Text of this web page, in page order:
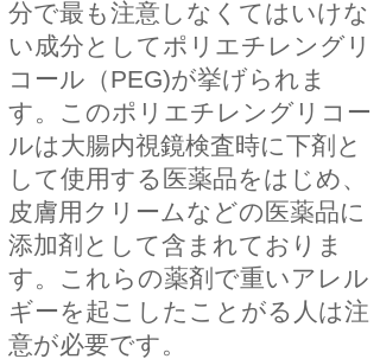
分で最も注意しなくてはいけな
い成分としてポリエチレングリ
コール（PEG)が挙げられま
す。このポリエチレングリコー
ルは大腸内視鏡検査時に下剤と
して使用する医薬品をはじめ、
皮膚用クリームなどの医薬品に
添加剤として含まれておりま
す。これらの薬剤で重いアレル
ギーを起こしたことがる人は注
意が必要です。